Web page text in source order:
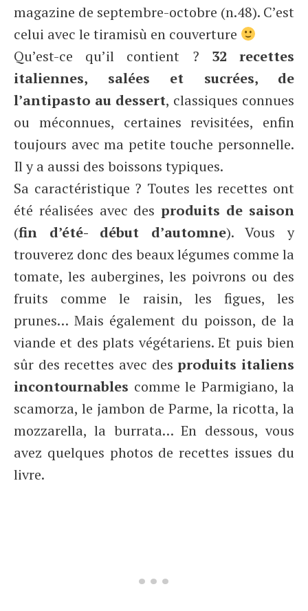
magazine de septembre-octobre (n.48). C’est
celui avec le tiramisù en couverture
Qu’est-ce qu’il contient ? 32 recettes
italiennes, salées et sucrées, de
l’antipasto au dessert, classiques connues
ou méconnues, certaines revisitées, enfin
toujours avec ma petite touche personnelle.
Il y a aussi des boissons typiques.
Sa caractéristique ? Toutes les recettes ont
été réalisées avec desproduits de saison
(fin d’été- début d’automne). Vous y
trouverez donc des beaux légumes comme la
tomate, les aubergines, les poivrons ou des
fruits comme le raisin, les figues, les
prunes… Mais également du poisson, de la
viande et des plats végétariens. Et puis bien
sûr des recettes avec desproduits italiens
incontournables comme le Parmigiano, la
scamorza, le jambon de Parme, la ricotta, la
mozzarella, la burrata… En dessous, vous
avez quelques photos de recettes issues du
livre.